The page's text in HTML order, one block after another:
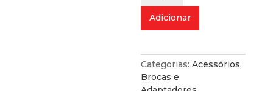
Broca
26
x
Adicionar
Categorias:Acessórios,
Brocas e